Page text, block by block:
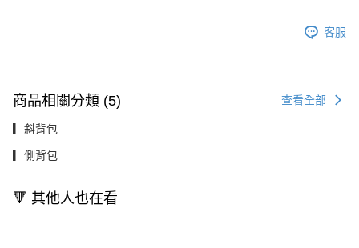
客服
商品相關分類 (5) 查看全部
▎斜背包
▎側背包
🔻 其他人也在看